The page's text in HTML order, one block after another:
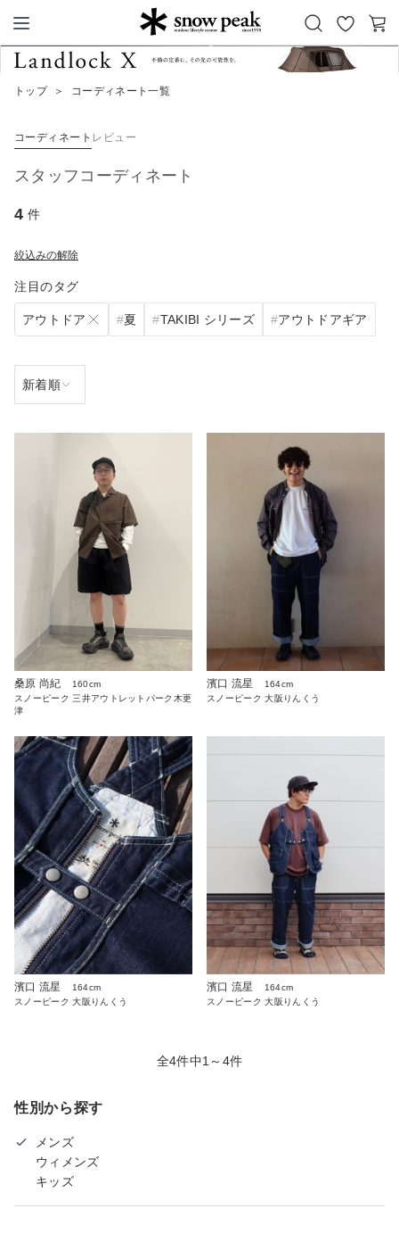
Snow Peak
お
気
カ
トップ ＞ コーディネート一覧
コーディネート レビュー
スタッフコーディネート
4 件
絞込みの解除
注目のタグ
アウトドア 夏 TAKIBI シリーズ アウトドアギア
桑原 尚紀
160cm
スノーピーク 三井アウトレットパーク木更
津
濱口 流星
164cm
スノーピーク 大阪りんくう
濱口 流星
164cm
スノーピーク 大阪りんくう
濱口 流星
164cm
スノーピーク 大阪りんくう
全4件中1～4件
性別から探す
メンズ
ウィメンズ
キッズ